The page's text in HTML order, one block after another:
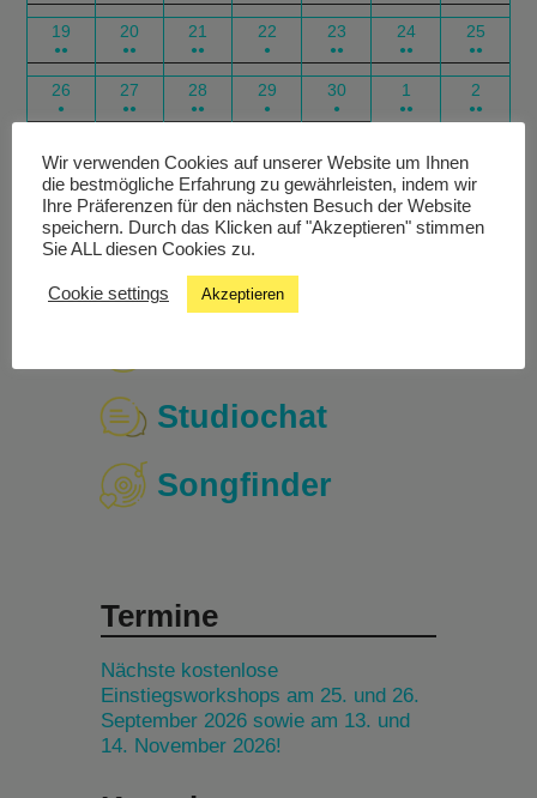
19
●●
20
●●
21
●●
22
●
23
●●
24
●●
25
●●
26
●
27
●●
28
●●
29
●
30
●
1
●●
2
●●
Subscribe
in
Google
Subscribe
in
Outlook
Export
for
Google
Export
for
Outlook
Studiochat
Songfinder
Termine
Nächste kostenlose
Einstiegsworkshops am 25. und 26.
September 2026 sowie am 13. und
14. November 2026!
Wir verwenden Cookies auf unserer Website um Ihnen
die bestmögliche Erfahrung zu gewährleisten, indem wir
Ihre Präferenzen für den nächsten Besuch der Website
speichern. Durch das Klicken auf "Akzeptieren" stimmen
Sie ALL diesen Cookies zu.
Cookie settings Akzeptieren